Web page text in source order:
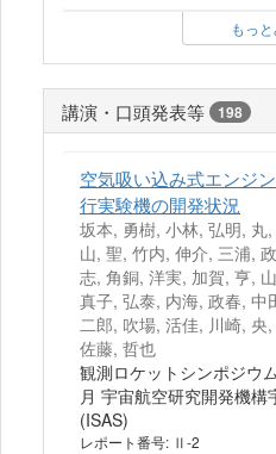
もっ
講演・口頭発表等 198
空気吸い込み式エンジ
行実験機の開発状況
坂本, 勇樹, 小林, 弘明, 丸
山, 聖, 竹内, 伸介, 三浦,
志, 角銅, 洋実, 加賀, 亨,
真子, 弘泰, 内海, 政春, 中
二郎, 吹場, 活佳, 川崎, 央
佐藤, 哲也
観測ロケットシンポジウ
月 宇宙航空研究開発機構
(ISAS)
レポート番号: Ⅱ-2